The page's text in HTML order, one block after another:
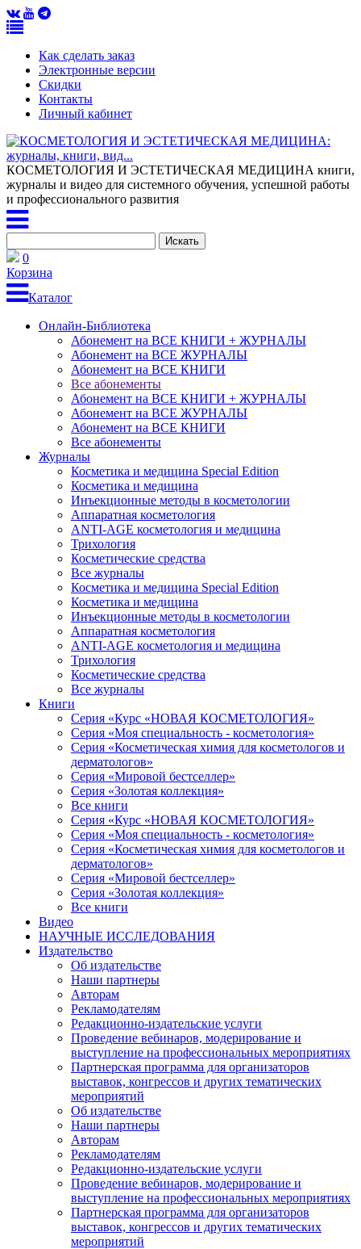
Как сделать заказ
Электронные версии
Скидки
Контакты
Личный кабинет
КОСМЕТОЛОГИЯ И ЭСТЕТИЧЕСКАЯ МЕДИЦИНА книги,
журналы и видео для системного обучения, успешной работы
и профессионального развития
0
Корзина
Каталог
Онлайн-Библиотека
Абонемент на ВСЕ КНИГИ + ЖУРНАЛЫ
Абонемент на ВСЕ ЖУРНАЛЫ
Абонемент на ВСЕ КНИГИ
Все абонементы
Абонемент на ВСЕ КНИГИ + ЖУРНАЛЫ
Абонемент на ВСЕ ЖУРНАЛЫ
Абонемент на ВСЕ КНИГИ
Все абонементы
Журналы
Косметика и медицина Special Edition
Косметика и медицина
Инъекционные методы в косметологии
Аппаратная косметология
ANTI-AGE косметология и медицина
Трихология
Косметические средства
Все журналы
Косметика и медицина Special Edition
Косметика и медицина
Инъекционные методы в косметологии
Аппаратная косметология
ANTI-AGE косметология и медицина
Трихология
Косметические средства
Все журналы
Книги
Серия «Курс «НОВАЯ КОСМЕТОЛОГИЯ»
Серия «Моя специальность - косметология»
Серия «Косметическая химия для косметологов и
дерматологов»
Серия «Мировой бестселлер»
Серия «Золотая коллекция»
Все книги
Серия «Курс «НОВАЯ КОСМЕТОЛОГИЯ»
Серия «Моя специальность - косметология»
Серия «Косметическая химия для косметологов и
дерматологов»
Серия «Мировой бестселлер»
Серия «Золотая коллекция»
Все книги
Видео
НАУЧНЫЕ ИССЛЕДОВАНИЯ
Издательство
Об издательстве
Наши партнеры
Авторам
Рекламодателям
Редакционно-издательские услуги
Проведение вебинаров, модерирование и
выступление на профессиональных мероприятиях
Партнерская программа для организаторов
выставок, конгрессов и других тематических
мероприятий
Об издательстве
Наши партнеры
Авторам
Рекламодателям
Редакционно-издательские услуги
Проведение вебинаров, модерирование и
выступление на профессиональных мероприятиях
Партнерская программа для организаторов
выставок, конгрессов и других тематических
мероприятий